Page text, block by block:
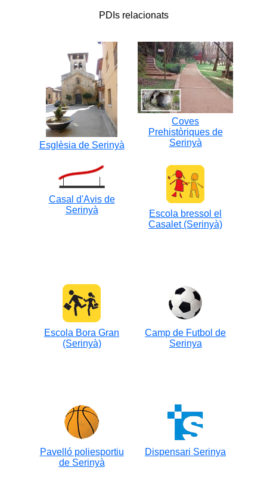
PDIs relacionats
Esglèsia de Serinyà
Coves
Prehistòriques de
Serinyà
Casal d'Avis de
Serinyà
Escola bressol el
Casalet (Serinyà)
Escola Bora Gran
(Serinyà)
Camp de Futbol de
Serinya
Pavelló poliesportiu
de Serinyà
Dispensari Serinya